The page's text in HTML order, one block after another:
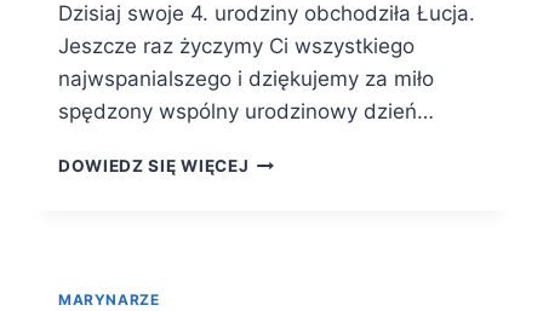
Dzisiaj swoje 4. urodziny obchodziła Łucja.
Jeszcze raz życzymy Ci wszystkiego
najwspanialszego i dziękujemy za miło
spędzony wspólny urodzinowy dzień…
DOWIEDZ SIĘ WIĘCEJ URODZINY
MARYNARZE